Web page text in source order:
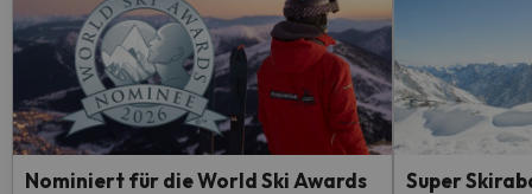
Nominiert für die World Ski Awards
Super